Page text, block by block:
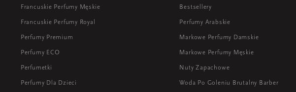
Francuskie Perfumy Męskie
Francuskie Perfumy Royal
Perfumy Premium
Perfumy ECO
Perfumetki
Perfumy Dla Dzieci
Bestsellery
Perfumy Arabskie
Markowe Perfumy Damskie
Markowe Perfumy Męskie
Nuty Zapachowe
Woda Po Goleniu Brutalny Barber